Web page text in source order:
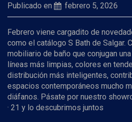
Publicado en febrero 5, 2026
Febrero viene cargadito de
como el catálogo S Bath de Salgar.
mobiliario de baño que conjugan
líneas más limpias, colores en
distribución más inteligentes,
espacios contemporáneos mucho
diáfanos. Pásate por nuestro
· 21 y lo descubrimos juntos